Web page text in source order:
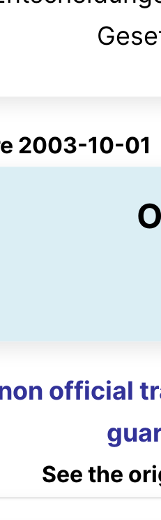
2003-10-01
official
See the